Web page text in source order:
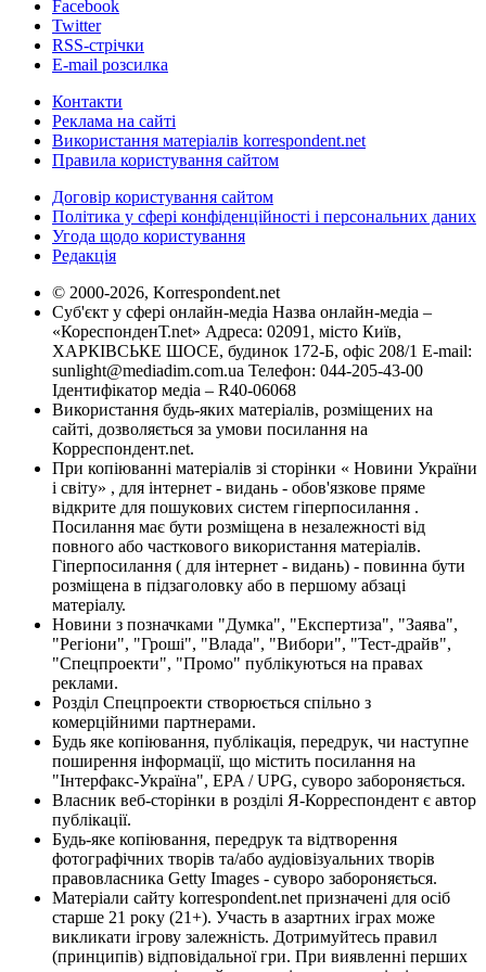
Facebook
Twitter
RSS-стрічки
E-mail розсилка
Контакти
Реклама на сайті
Використання матеріалів korrespondent.net
Правила користування сайтом
Договір користування сайтом
Політика у сфері конфіденційності і персональних даних
Угода щодо користування
Редакція
© 2000-2026, Korrespondent.net
Суб'єкт у сфері онлайн-медіа Назва онлайн-медіа –
«КореспонденТ.net» Адреса: 02091, місто Київ,
ХАРКІВСЬКЕ ШОСЕ, будинок 172-Б, офіс 208/1 E-mail:
sunlight@mediadim.com.ua Телефон: 044-205-43-00
Ідентифікатор медіа – R40-06068
Використання будь-яких матеріалів, розміщених на
сайті, дозволяється за умови посилання на
Корреспондент.net.
При копіюванні матеріалів зі сторінки « Новини України
і світу» , для інтернет - видань - обов'язкове пряме
відкрите для пошукових систем гіперпосилання .
Посилання має бути розміщена в незалежності від
повного або часткового використання матеріалів.
Гіперпосилання ( для інтернет - видань) - повинна бути
розміщена в підзаголовку або в першому абзаці
матеріалу.
Новини з позначками "Думка", "Експертиза", "Заява",
"Регіони", "Гроші", "Влада", "Вибори", "Тест-драйв",
"Спецпроекти", "Промо" публікуються на правах
реклами.
Розділ Спецпроекти створюється спільно з
комерційними партнерами.
Будь яке копіювання, публікація, передрук, чи наступне
поширення інформації, що містить посилання на
"Інтерфакс-Україна", EPA / UPG, суворо забороняється.
Власник веб-сторінки в розділі Я-Корреспондент є автор
публікації.
Будь-яке копіювання, передрук та відтворення
фотографічних творів та/або аудіовізуальних творів
правовласника Getty Images - суворо забороняється.
Матеріали сайту korrespondent.net призначені для осіб
старше 21 року (21+). Участь в азартних іграх може
викликати ігрову залежність. Дотримуйтесь правил
(принципів) відповідальної гри. При виявленні перших